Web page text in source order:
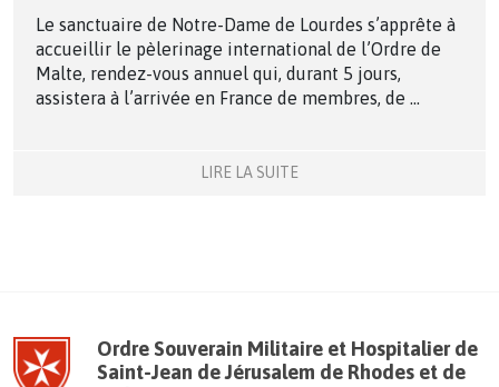
Le sanctuaire de Notre-Dame de Lourdes s’apprête à
accueillir le pèlerinage international de l’Ordre de
Malte, rendez-vous annuel qui, durant 5 jours,
assistera à l’arrivée en France de membres, de ...
LIRE LA SUITE
Ordre Souverain Militaire et Hospitalier de
Saint-Jean de Jérusalem de Rhodes et de